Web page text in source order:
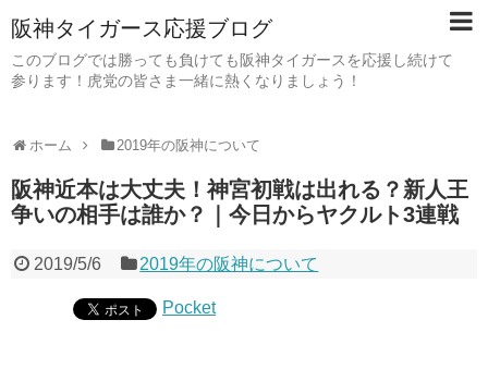
阪神タイガース応援ブログ
このブログでは勝っても負けても阪神タイガースを応援し続けて
参ります！虎党の皆さま一緒に熱くなりましょう！
ホーム 2019年の阪神について
阪神近本は大丈夫！神宮初戦は出れる？新人王
争いの相手は誰か？｜今日からヤクルト3連戦
2019/5/6 2019年の阪神について
Pocket